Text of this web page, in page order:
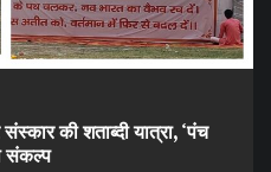
की शताब्दी यात्रा, ‘पंच
संकल्प